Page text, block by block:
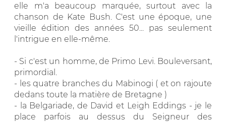
elle m'a beaucoup marquée, surtout avec la
chanson de Kate Bush. C'est une époque, une
vieille édition des années 50... pas seulement
l'intrigue en elle-même.
- Si c'est un homme, de Primo Levi. Bouleversant,
primordial.
- les quatre branches du Mabinogi ( et on rajoute
dedans toute la matière de Bretagne )
- la Belgariade, de David et Leigh Eddings - je le
place parfois au dessus du Seigneur des